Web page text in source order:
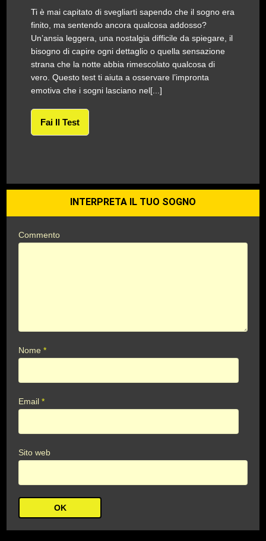
Ti è mai capitato di svegliarti sapendo che il sogno era
finito, ma sentendo ancora qualcosa addosso?
Un’ansia leggera, una nostalgia difficile da spiegare, il
bisogno di capire ogni dettaglio o quella sensazione
strana che la notte abbia rimescolato qualcosa di
vero. Questo test ti aiuta a osservare l’impronta
emotiva che i sogni lasciano nel[...]
Fai Il Test
INTERPRETA IL TUO SOGNO
Commento
Nome*
Email*
Sito web